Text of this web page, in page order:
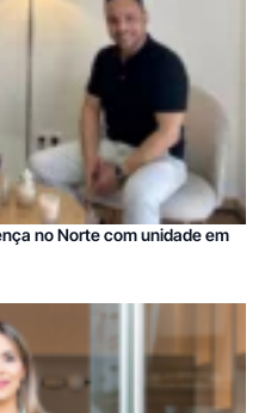
no Norte com unidade em